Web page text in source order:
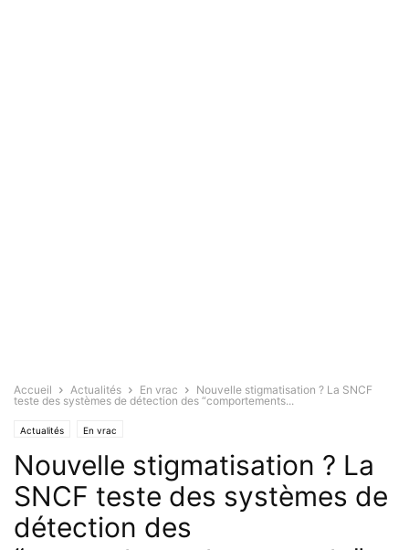
Accueil Actualités En vrac
Nouvelle stigmatisation ? La SNCF
teste des systèmes de détection des “comportements...
Actualités En vrac
Nouvelle stigmatisation ? La
SNCF teste des systèmes de
détection des